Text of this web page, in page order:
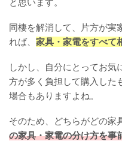
同棲を解消して、片方が実
れば、 家具・家電をすべて
しかし、自分にとってお気
方が多く負担して購入した
場合もありますよね。
そのため、どちらがどの家
の家具・家電の分け方を事